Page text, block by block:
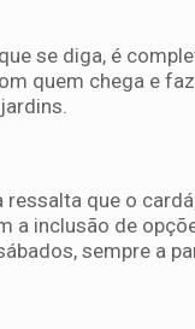
se diga, é
quem chega e
ressalta que o
a inclusão de
sempre a